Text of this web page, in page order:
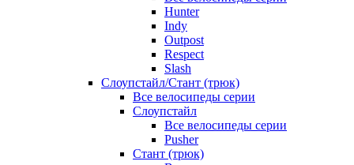
Hunter
Indy
Outpost
Respect
Slash
Слоупстайл/Стант (трюк)
Все велосипеды серии
Слоупстайл
Все велосипеды серии
Pusher
Стант (трюк)